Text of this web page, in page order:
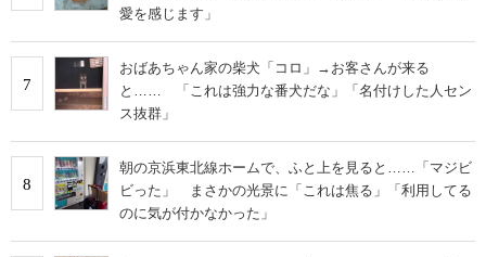
愛を感じます」
7
おばあちゃん家の柴犬「コロ」→お客さんが来る
と…… 「これは強力な番犬だな」「名付けした人セン
ス抜群」
8
朝の京浜東北線ホームで、ふと上を見ると……「マジビ
ビった」 まさかの光景に「これは焦る」「利用してる
のに気が付かなかった」